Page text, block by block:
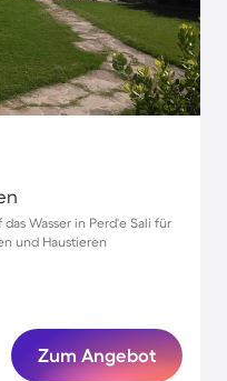
Wasser in Perd'e Sali für
und Haustieren
Zum Angebot